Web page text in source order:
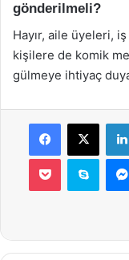
gönderilmeli?
Hayır, aile üyeleri, iş
kişilere de komik
gülmeye ihtiyaç
Facebook
X
Pocket Skype